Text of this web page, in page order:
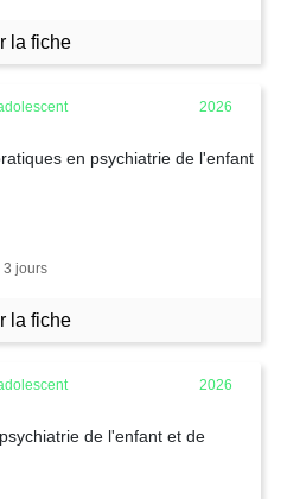
la fiche
2026
en psychiatrie de l'enfant
3 jours
la fiche
2026
de l'enfant et de